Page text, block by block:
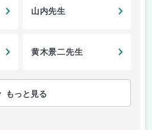
山内先生
黄木景二先生
もっと見る